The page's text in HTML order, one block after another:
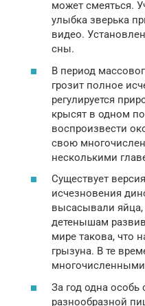
может смеяться.
улыбка зверька
видео.
сны.
В период
грозит полное
регулируется
крысят в одном
воспроизвести
свою
несколькими
Существует
исчезновения
высасывали
детенышам
мире такова, что
грызуна. В те
За год одна особь
разнообразной